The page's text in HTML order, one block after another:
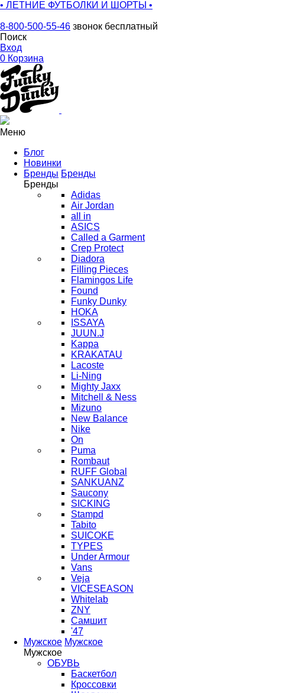
• ЛЕТНИЕ ФУТБОЛКИ И ШОРТЫ •
8-800-500-55-46 звонок бесплатный
Поиск
Вход
0 Корзина
Меню
Блог
Новинки
Бренды Бренды
Бренды
Adidas
Air Jordan
all in
ASICS
Called a Garment
Crep Protect
Diadora
Filling Pieces
Flamingos Life
Found
Funky Dunky
HOKA
ISSAYA
JUUN.J
Kappa
KRAKATAU
Lacoste
Li-Ning
Mighty Jaxx
Mitchell & Ness
Mizuno
New Balance
Nike
On
Puma
Rombaut
RUFF Global
SANKUANZ
Saucony
SICKING
Stampd
Tabito
SUICOKE
TYPES
Under Armour
Vans
Veja
VICESEASON
Whitelab
ZNY
Самшит
'47
Мужское Мужское
Мужское
ОБУВЬ
Баскетбол
Кроссовки